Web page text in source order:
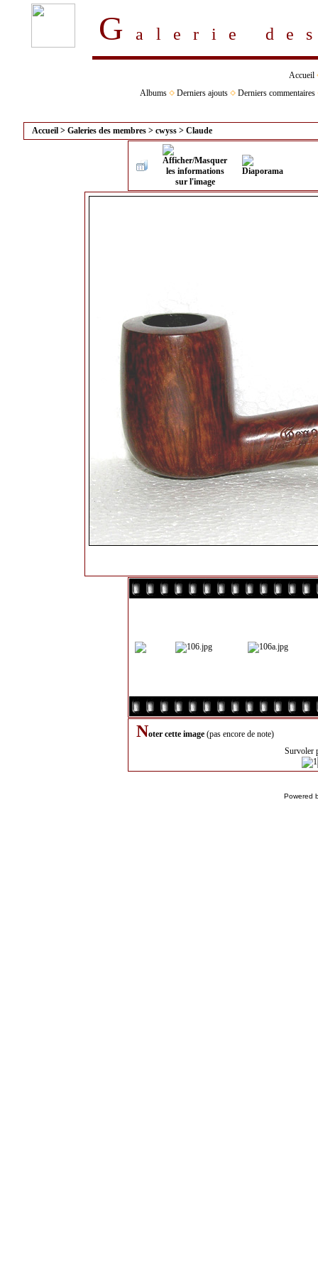
Galerie
Accueil
Albums
Derniers ajouts Derniers commentaires
Accueil > Galeries des membres > cwyss > Claude
Noter cette image (pas encore de note)
Survoler
Powered